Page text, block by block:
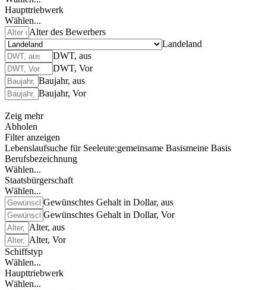
Haupttriebwerk
Wählen...
Alter des Bewerbers
Landeland
DWT, aus
DWT, Vor
Baujahr, aus
Baujahr, Vor
Zeig mehr
Abholen
Filter anzeigen
Lebenslaufsuche für Seeleute:gemeinsame Basismeine Basis
Berufsbezeichnung
Wählen...
Staatsbürgerschaft
Wählen...
Gewünschtes Gehalt in Dollar, aus
Gewünschtes Gehalt in Dollar, Vor
Alter, aus
Alter, Vor
Schiffstyp
Wählen...
Haupttriebwerk
Wählen...